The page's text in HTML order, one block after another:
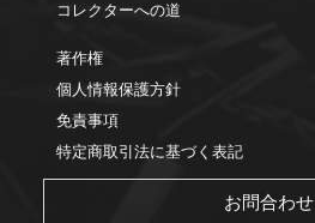
コレクターへの道
著作権
個人情報保護方針
免責事項
特定商取引法に基づく表記
お問合わせ